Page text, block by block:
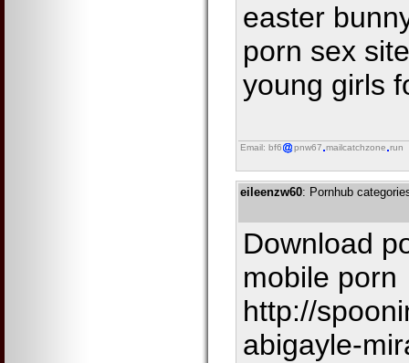
easter
porn sex
young girls
Email: bf6 pnw67 mailcatchzone run
eileenzw60: Pornhub
Download
mobile porn
http://
abigayle-